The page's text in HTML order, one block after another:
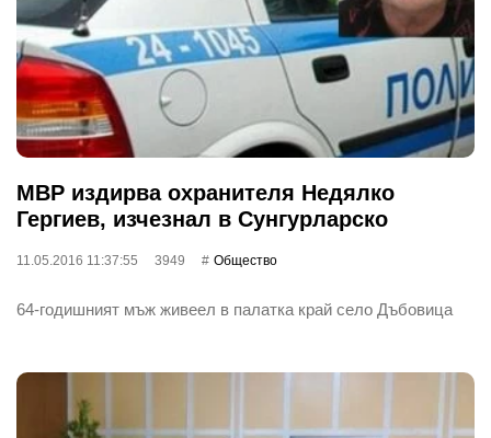
МВР издирва охранителя Недялко
Гергиев, изчезнал в Сунгурларско
11.05.2016 11:37:55 3949 Общество
64-годишният мъж живеел в палатка край село Дъбовица